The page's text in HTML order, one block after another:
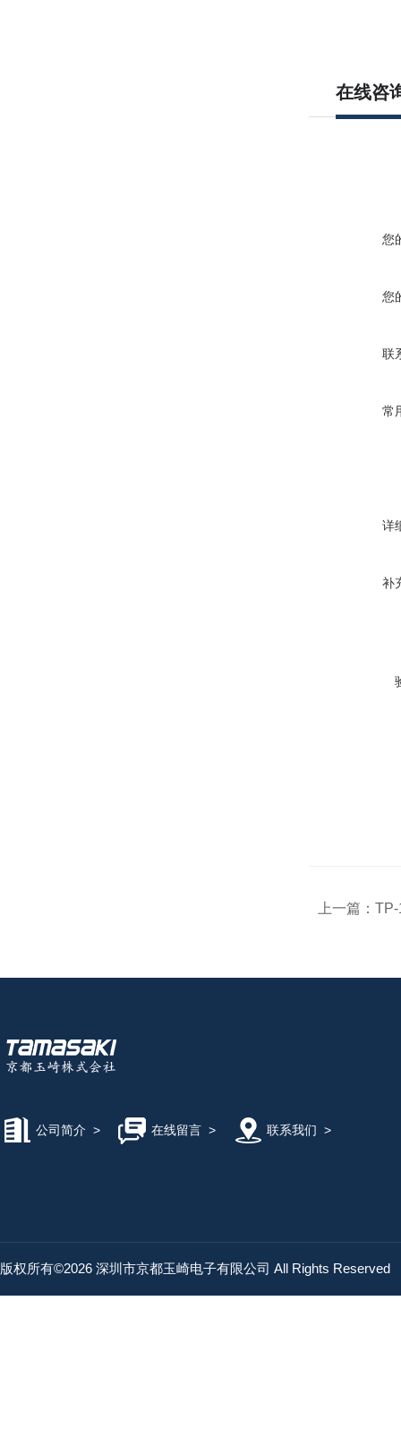
在线咨
您
您
联
常
详
补
上一篇： TP-
公司简介 > 在线留言> 联系我们 >
版权所有©2026 深圳市京都玉崎电子有限公司 All Rights Reserved